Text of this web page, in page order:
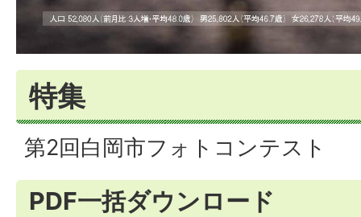
特集
第2回白岡市フォトコンテスト
PDF一括ダウンロード